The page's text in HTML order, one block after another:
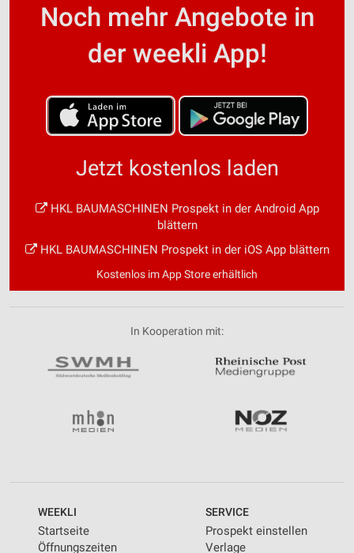
Noch mehr Angebote in
der weekli App!
Jetzt kostenlos laden
HKL BAUMASCHINEN Prospekt in der Android App
blättern
HKL BAUMASCHINEN Prospekt in der iOS App blättern
Kostenlos im App Store erhältlich
In Kooperation mit:
WEEKLI
Startseite
Öffnungszeiten
SERVICE
Prospekt einstellen
Verlage